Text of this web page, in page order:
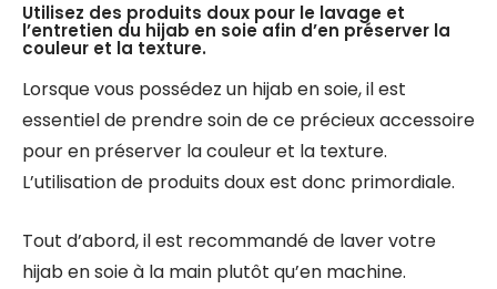
Utilisez des produits doux pour le lavage et
l’entretien du hijab en soie afin d’en préserver la
couleur et la texture.
Lorsque vous possédez un hijab en soie, il est
essentiel de prendre soin de ce précieux accessoire
pour en préserver la couleur et la texture.
L’utilisation de produits doux est donc primordiale.
Tout d’abord, il est recommandé de laver votre
hijab en soie à la main plutôt qu’en machine.